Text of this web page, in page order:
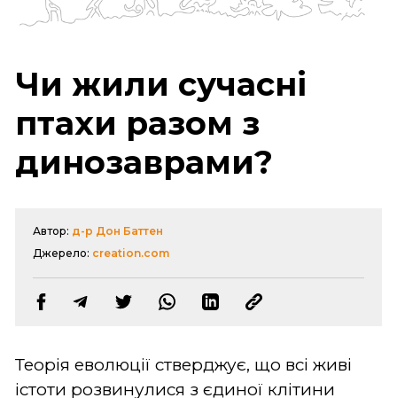
Чи жили сучасні
птахи разом з
динозаврами?
Автор: д-р Дон Баттен
Джерело: creation.com
Теорія еволюції стверджує, що всі живі
істоти розвинулися з єдиної клітини